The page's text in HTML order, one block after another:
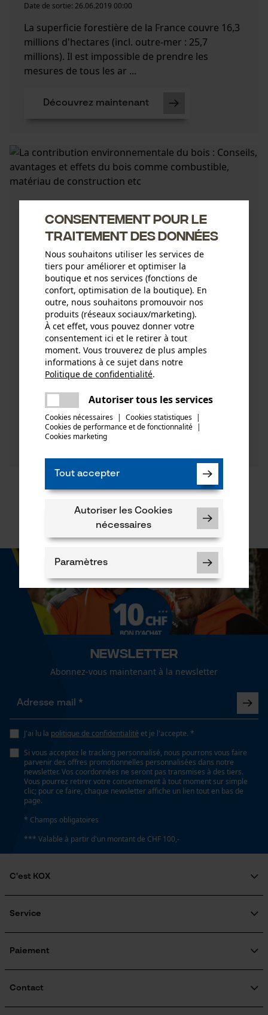
Date de sortie: 26.06.2019 00:00
La superficie forestière de la France couvre 16,3
millions d'hectares (incl. outre-mer : 25,7
millions). Il est impossible de prendre les
mesures de tous les ar ...
Découvrez maintenant
La contribution environnementale du
bois : Conseils, avantages et effets du
bois comme combustible, matériau de
construction etc
Date de sortie:21.05.2019 00:00
Partout dans le monde, la demande d'énergie
continue d'augmenter et, simultanément, les
combustibles fossiles se font de plus en plus
rares. Ainsi, le bois, mat ...
Découvrez maintenant
Début de page
Newsletter
Abonnez-vous maintenant à la newsletter
J'ai lu la politique de confidentialité et je l'accepte. *
Si vous acceptez le tracking personnalisé, nous pourrons vous faire
parvenir des offres promotionnelles personnalisées dans notre
newsletter. Vos coordonnées ne seront pas transmises à des tiers.
Vous pourrez retirer votre consentement à tout moment sur simple
clic; pour ce faire, chaque newsletter affiche un lien tout en bas de
page.
* Champs obligatoires
*** Valable à partir d'un montant de CHF 100,-
C'est KOX
Engagement social
Inscription à la newsletter
Service
Traitement des retours
Paiement
Contact
Consentement pour le
traitement des données
Nous souhaitons utiliser les services de
tiers pour améliorer et optimiser la
boutique et nos services (fonctions de
confort, optimisation de la boutique). En
outre, nous souhaitons promouvoir nos
produits (réseaux sociaux/marketing).
À cet effet, vous pouvez donner votre
consentement ici et le retirer à tout
moment. Vous trouverez de plus amples
informations à ce sujet dans notre
Politique de confidentialité.
Autoriser tous les services
Cookies nécessaires | Cookies statistiques |
Cookies de performance et de fonctionnalité |
Cookies marketing
Tout accepter
Autoriser les Cookies
nécessaires
Paramètres
Cookies nécessaires
Sauvegarder les préférences
pour traitement des données
Econda Tag Manager
Cookies statistiques
Cookies de performance et de
Une erreur s'est produite. Veuillez
essayer encore.
partager
partager
mail